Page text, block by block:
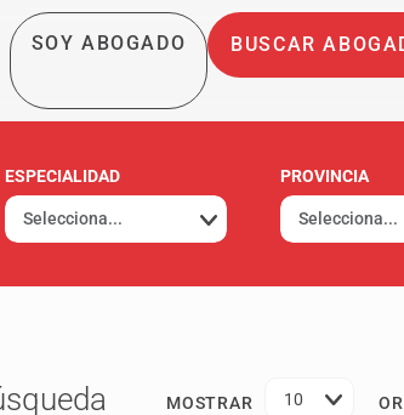
SOY ABOGADO BUSCAR
ESPECIALIDAD PROVINCIA
MOSTRAR 10